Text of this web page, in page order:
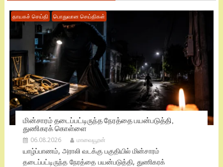
தாயகச் செய்தி பொதுவான செய்திகள்
மின்சாரம் தடைப்பட்டிருந்த நேரத்தை பயன்படுத்தி,
துணிகரக் கொள்ளை
06.08.2026 மாவையூரன்
யாழ்ப்பாணம், அராலி வடக்கு பகுதியில் மின்சாரம்
தடைப்பட்டிருந்த நேரத்தை பயன்படுத்தி, துணிகரக்